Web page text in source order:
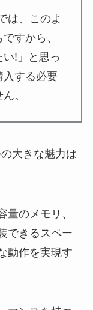
は、このよ
すから、
い!」と思っ
入する必要
。
大きな魅力は
量のメモリ、
できるスペー
動作を実現す